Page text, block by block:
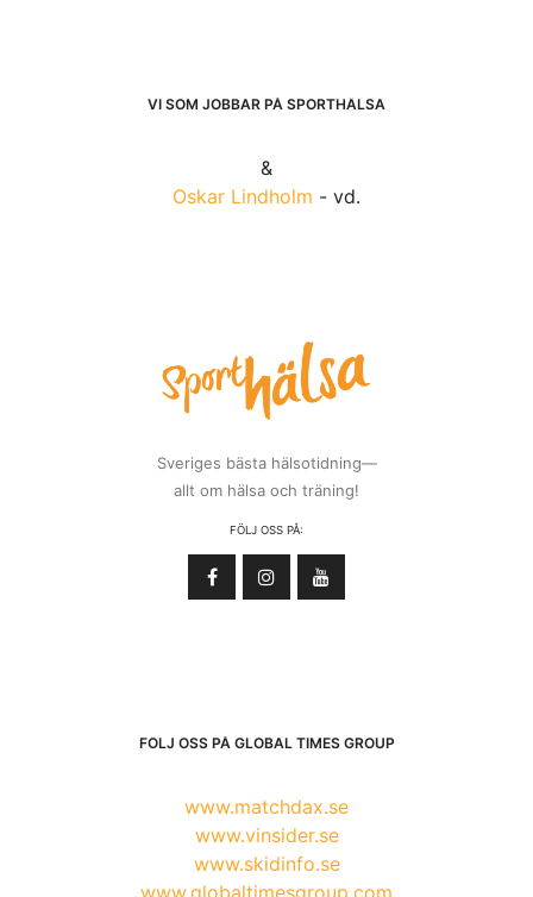
VI SOM JOBBAR PÅ SPORTHÄLSA
&
Oskar Lindholm - vd.
Sveriges bästa hälsotidning—
allt om hälsa och träning!
FÖLJ OSS PÅ:
FÖLJ OSS PÅ GLOBAL TIMES GROUP
www.matchdax.se
www.vinsider.se
www.skidinfo.se